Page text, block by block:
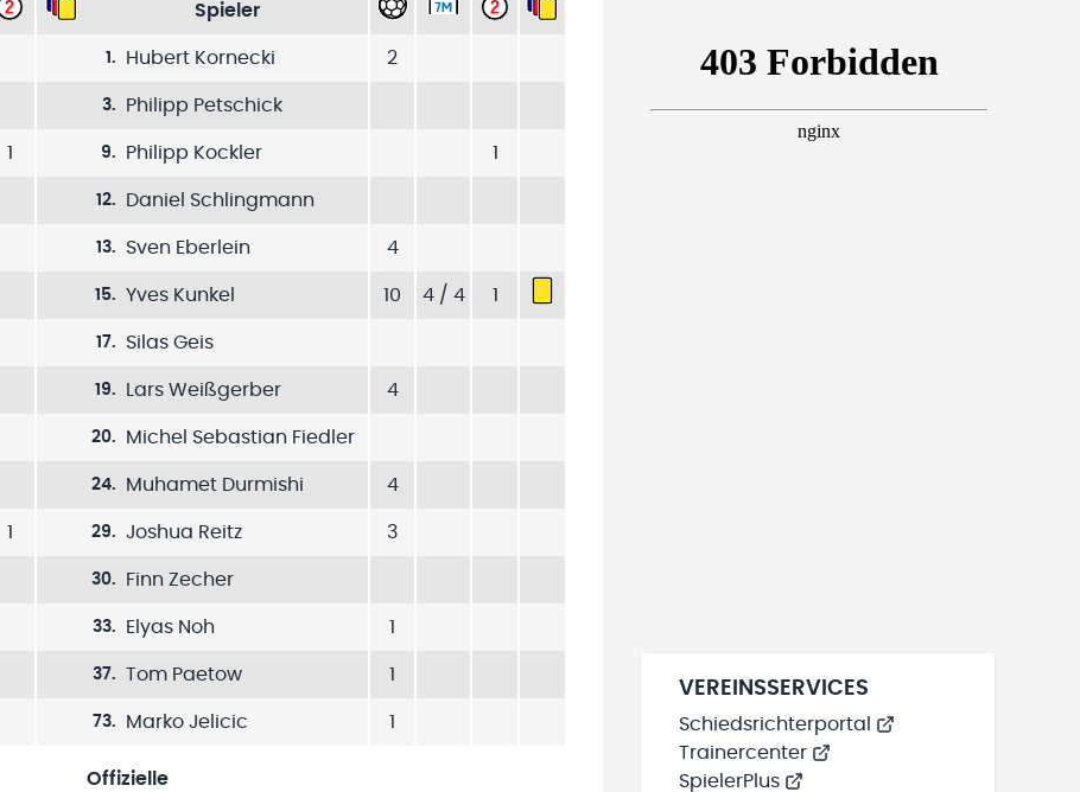
1
1
Spieler
1 . Hubert Kornecki 2
3. Philipp Petschick
9. Philipp Kockler 1
12. Daniel Schlingmann
13. Sven Eberlein 4
15. Yves Kunkel 10 4 / 4 1
17. Silas Geis
19. Lars Weißgerber 4
20. Michel Sebastian Fiedler
24. Muhamet Durmishi 4
29. Joshua Reitz 3
30. Finn Zecher
33. Elyas Noh 1
37. Tom Paetow 1
73. Marko Jelicic 1
Offizielle
VEREINSSERVICES
Schiedsrichterportal
Trainercenter
SpielerPlus